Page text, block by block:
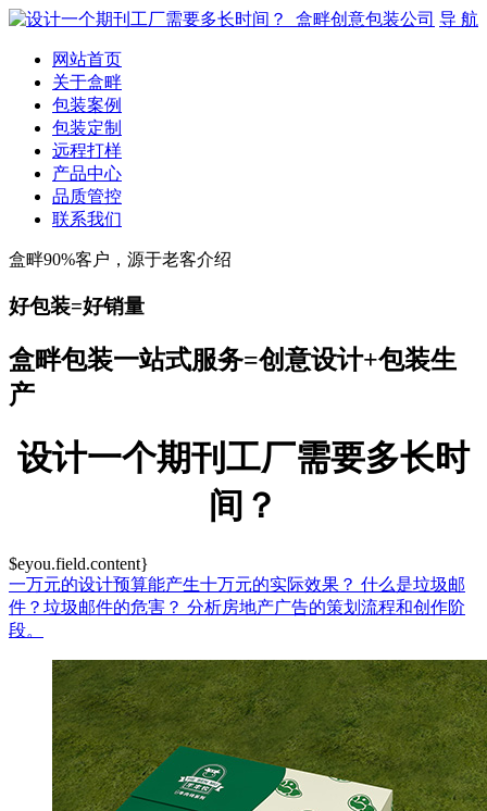
导 航
网站首页
关于盒畔
包装案例
包装定制
远程打样
产品中心
品质管控
联系我们
盒畔90%客户，源于老客介绍
好包装=好销量
盒畔包装一站式服务=创意设计+包装生
产
设计一个期刊工厂需要多长时
间？
$eyou.field.content}
一万元的设计预算能产生十万元的实际效果？ 什么是垃圾邮
件？垃圾邮件的危害？ 分析房地产广告的策划流程和创作阶
段。